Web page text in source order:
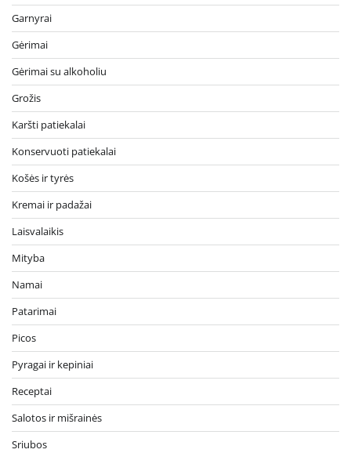
Garnyrai
Gėrimai
Gėrimai su alkoholiu
Grožis
Karšti patiekalai
Konservuoti patiekalai
Košės ir tyrės
Kremai ir padažai
Laisvalaikis
Mityba
Namai
Patarimai
Picos
Pyragai ir kepiniai
Receptai
Salotos ir mišrainės
Sriubos